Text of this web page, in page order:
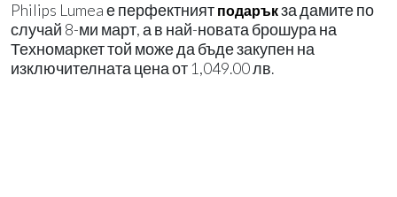
Philips Lumea е перфектният подаръкза дамите по
случай 8-ми март, а в най-новата брошура на
Техномаркет той може да бъде закупен на
изключителната цена от 1,049.00 лв.